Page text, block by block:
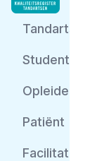
Tandarts
Student
Opleider
Patiënt
Facilitator